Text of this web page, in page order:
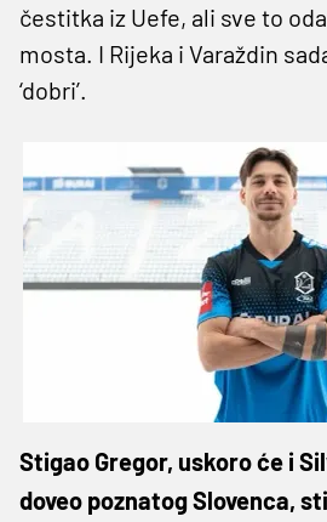
čestitka iz Uefe, ali sve to
mosta. I Rijeka i Varaždin
‘dobri’.
Stigao Gregor, uskoro će i
doveo poznatog Slovenca,